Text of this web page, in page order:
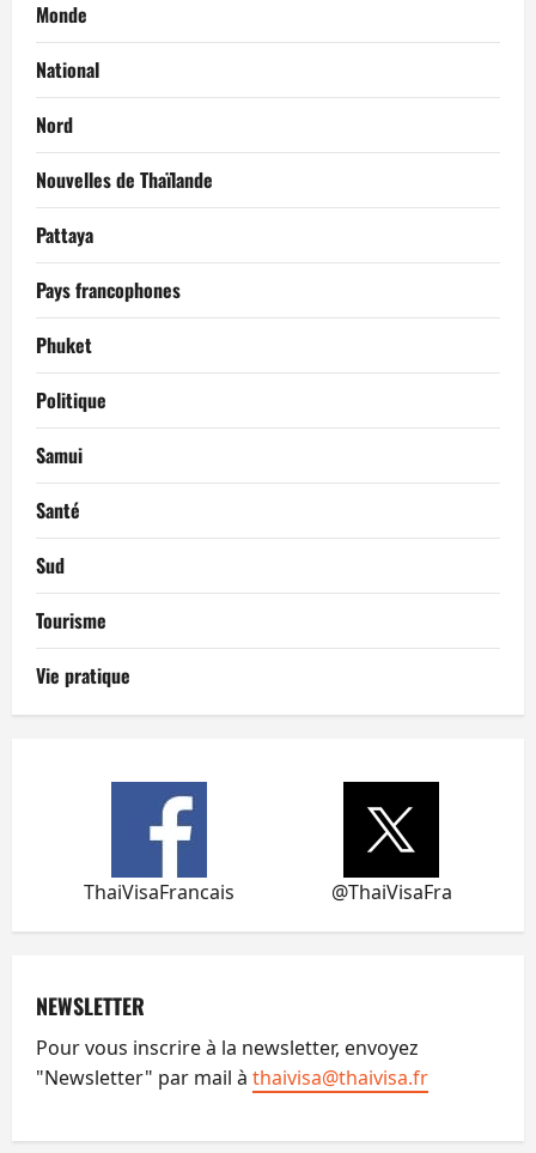
Monde
National
Nord
Nouvelles de Thaïlande
Pattaya
Pays francophones
Phuket
Politique
Samui
Santé
Sud
Tourisme
Vie pratique
ThaiVisaFrancais @ThaiVisaFra
NEWSLETTER
Pour vous inscrire à la newsletter, envoyez
"Newsletter" par mail à thaivisa@thaivisa.fr